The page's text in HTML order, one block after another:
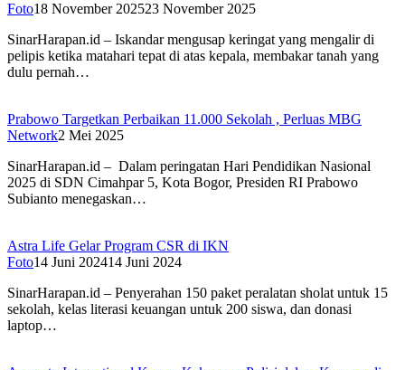
Foto18 November 202523 November 2025
SinarHarapan.id – Iskandar mengusap keringat yang mengalir di
pelipis ketika matahari tepat di atas kepala, membakar tanah yang
dulu pernah…
Prabowo Targetkan Perbaikan 11.000 Sekolah , Perluas MBG
Network2 Mei 2025
SinarHarapan.id – Dalam peringatan Hari Pendidikan Nasional
2025 di SDN Cimahpar 5, Kota Bogor, Presiden RI Prabowo
Subianto menegaskan…
Astra Life Gelar Program CSR di IKN
Foto14 Juni 202414 Juni 2024
SinarHarapan.id – Penyerahan 150 paket peralatan sholat untuk 15
sekolah, kelas literasi keuangan untuk 200 siswa, dan donasi
laptop…